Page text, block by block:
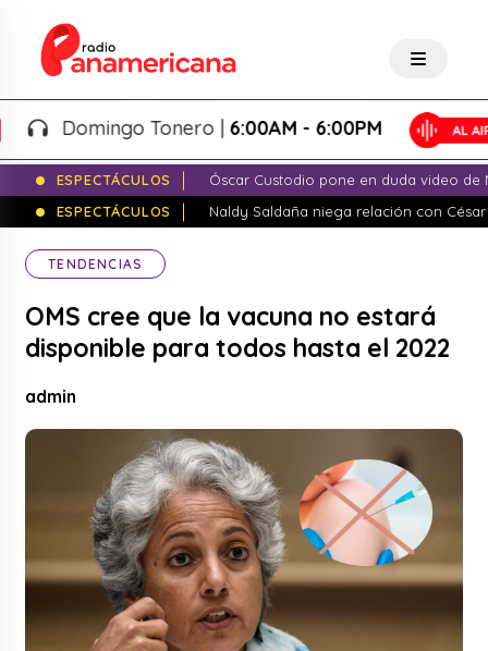
Domingo Tonero |6:00AM - 6:00PM
ESPECTÁCULOS
Óscar Custodio pone en duda video de
ESPECTÁCULOS
Naldy Saldaña niega relación con
TENDENCIAS
OMS cree que la vacuna no estará
disponible para todos hasta el 2022
admin